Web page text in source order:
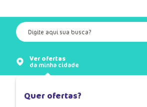
Digite aqui sua busca?
Ver ofertas
da minha cidade
Quer ofertas?